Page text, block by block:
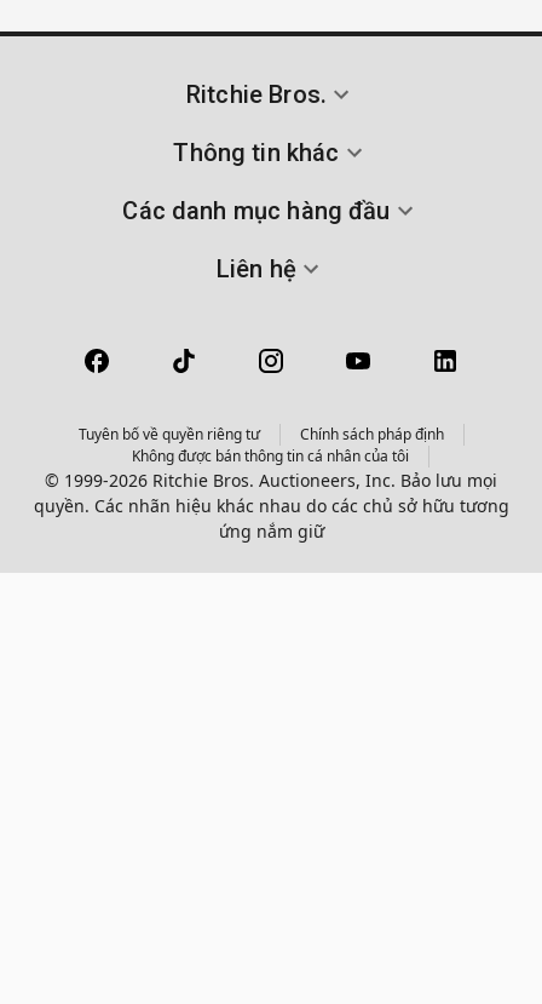
Ritchie Bros.
Thông tin khác
Các danh mục hàng đầu
Liên hệ
Tuyên bố về quyền riêng tư
Chính sách pháp định
Không được bán thông tin cá nhân của tôi
© 1999-2026 Ritchie Bros. Auctioneers, Inc. Bảo lưu mọi
quyền. Các nhãn hiệu khác nhau do các chủ sở hữu tương
ứng nắm giữ